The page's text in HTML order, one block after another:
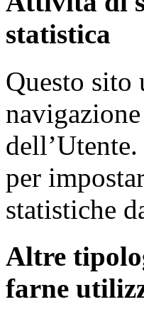
statistica
Questo sito
per
statistiche
Altre
farne